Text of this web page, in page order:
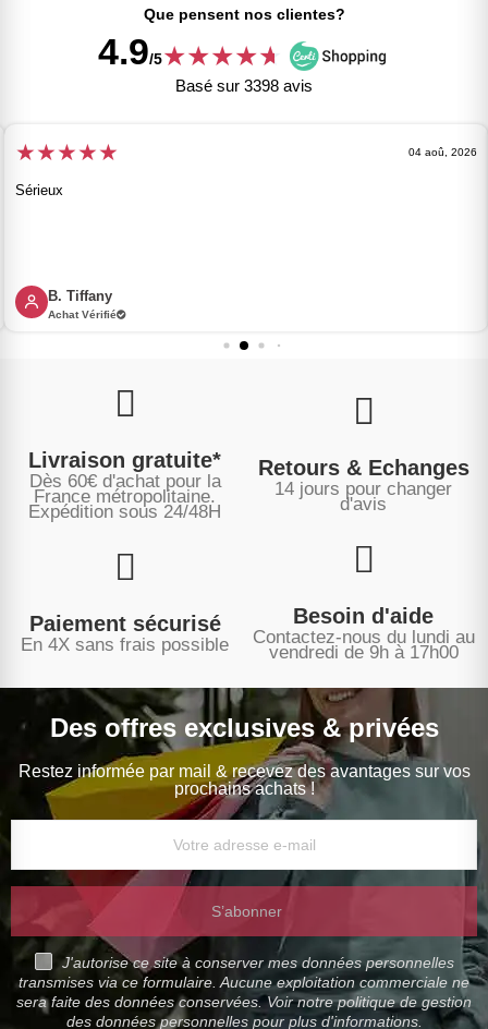
Que pensent nos clientes?
4.9/5★★★★★
★
Basé sur 3398 avis
★★★★★ 04 aoû, 2026
Sérieux
B. Tiffany
Achat Vérifié
Livraison gratuite*
Dès 60€ d'achat pour la
France métropolitaine.
Expédition sous 24/48H
Retours & Echanges
14 jours pour changer
d'avis
Paiement sécurisé
En 4X sans frais possible
Besoin d'aide
Contactez-nous du lundi au
vendredi de 9h à 17h00
Des offres exclusives & privées
Restez informée par mail & recevez des avantages sur vos
prochains achats !
S’abonner
J'autorise ce site à conserver mes données personnelles
transmises via ce formulaire. Aucune exploitation commerciale ne
sera faite des données conservées. Voir notre politique de gestion
des données personnelles pour plus d'informations.